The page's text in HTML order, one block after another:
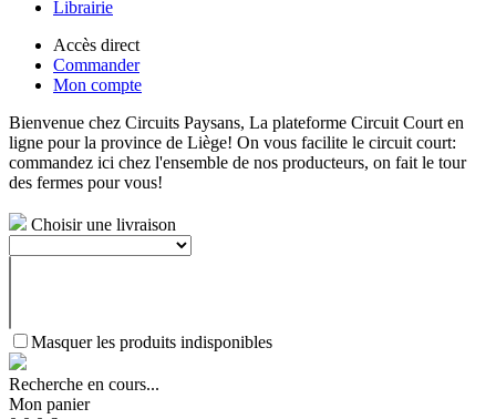
Librairie
Accès direct
Commander
Mon compte
Bienvenue chez Circuits Paysans, La plateforme Circuit Court en
ligne pour la province de Liège! On vous facilite le circuit court:
commandez ici chez l'ensemble de nos producteurs, on fait le tour
des fermes pour vous!
Choisir une livraison
Masquer les produits indisponibles
Recherche en cours...
Mon panier